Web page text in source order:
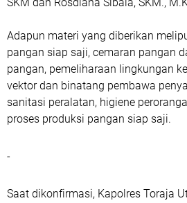
Adapun materi yang diberikan
pangan siap saji, cemaran pangan
pangan, pemeliharaan lingkungan
vektor dan binatang pembawa
sanitasi peralatan, higiene
proses produksi pangan siap saji.
-
Saat dikonfirmasi, Kapolres Toraja